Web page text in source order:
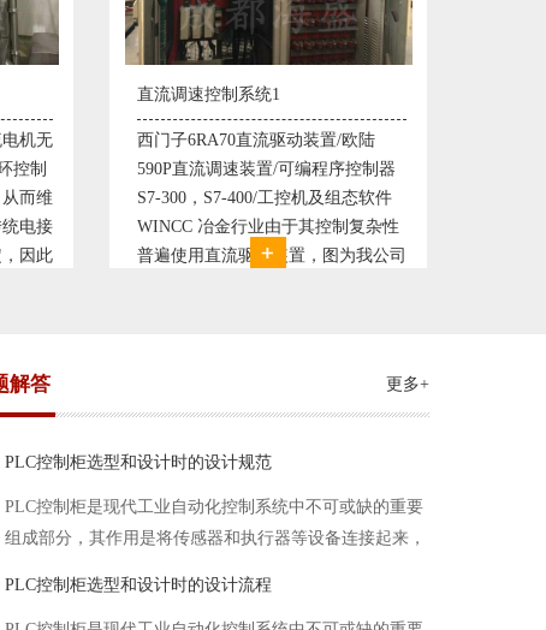
陆
制器
软件
杂性
公司
塑料机械控制系统1
典型的塑料生产线电控系统配置：
丹佛斯变频器VLT5000， RKC温控
仪表， 西门子可编程序控制器S7-
200， 工控组态软件WINCC或
Protool或组态王。 使用在生产塑料
解答 更多+
PLC控制柜选型和设计时的设计规范
PLC控制柜是现代工业自动化控制系统中不可或缺的重要
组成部分，其作用是将传感器和执行器等设备连接起来，
PLC控制柜选型和设计时的设计流程